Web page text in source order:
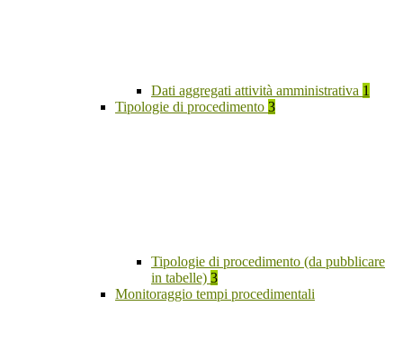
Dati aggregati attività amministrativa 1
Tipologie di procedimento 3
Tipologie di procedimento (da pubblicare
in tabelle) 3
Monitoraggio tempi procedimentali